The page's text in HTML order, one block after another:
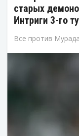
старых
Интриги 3-го
Все против